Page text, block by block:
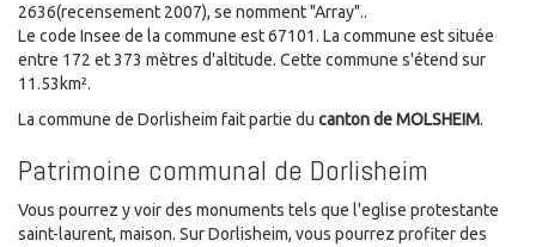
2636(recensement 2007), se nomment "Array"..
Le code Insee de la commune est 67101. La commune est située
entre 172 et 373 mètres d'altitude. Cette commune s'étend sur
11.53km².
La commune de Dorlisheim fait partie du canton de MOLSHEIM.
Patrimoine communal de Dorlisheim
Vous pourrez y voir des monuments tels que l'eglise protestante
saint-laurent, maison. Sur Dorlisheim, vous pourrez profiter des